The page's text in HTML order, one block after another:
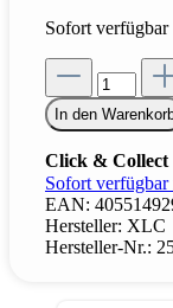
Sofort verfügbar
In den
Click & Collect
Sofort
EAN:
Hersteller: XLC
Hersteller-Nr.: